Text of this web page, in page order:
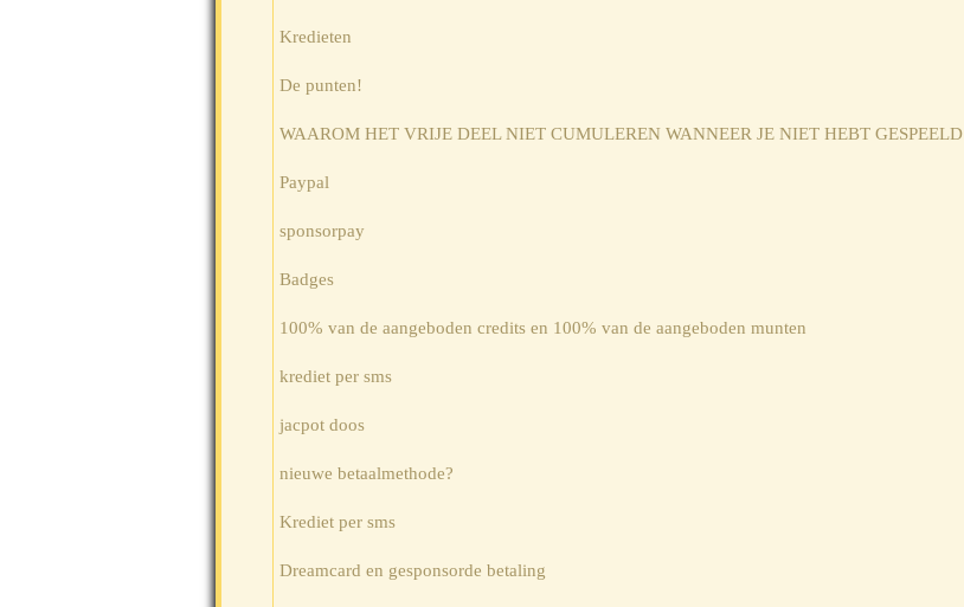
Kredieten
De punten!
WAAROM HET VRIJE DEEL NIET CUMULEREN WANNEER JE NIET HEBT GESPEELD
Paypal
sponsorpay
Badges
100% van de aangeboden credits en 100% van de aangeboden munten
krediet per sms
jacpot doos
nieuwe betaalmethode?
Krediet per sms
Dreamcard en gesponsorde betaling